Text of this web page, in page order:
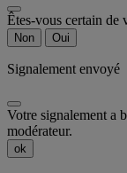
Êtes-vous certain de
Non Oui
Signalement envoyé
Votre signalement a
modérateur.
ok